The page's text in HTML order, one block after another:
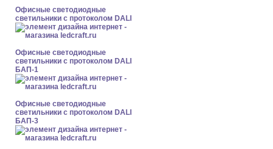
Офисные светодиодные
светильники с протоколом DALI
Офисные светодиодные
светильники с протоколом DALI
БАП-1
Офисные светодиодные
светильники с протоколом DALI
БАП-3